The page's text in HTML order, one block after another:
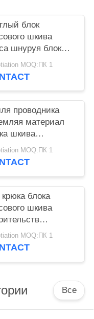
блок
шкива
шнуруя блок
держит вниз
провода
MOQ:ПК 1
проводника
материал
шкива
проводки
для
MOQ:ПК 1
блока
шкива
землю
шнуруя блок
MOQ:ПК 1
Все